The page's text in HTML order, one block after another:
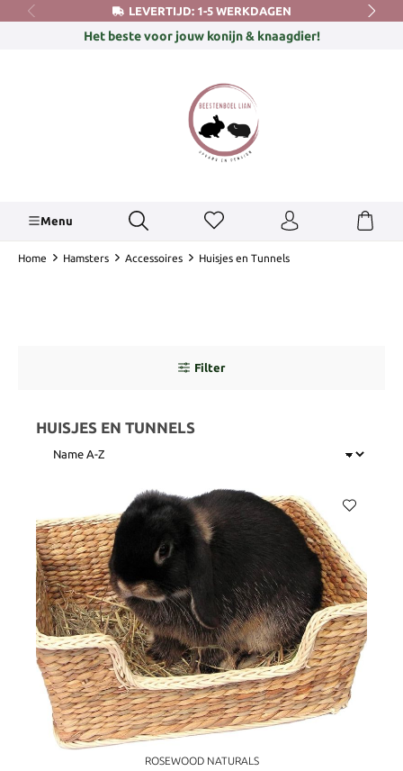
LEVERTIJD: 1-5 WERKDAGEN
Het beste voor jouw konijn & knaagdier!
Menu
Home Hamsters Accessoires Huisjes en Tunnels
Filter
HUISJES EN TUNNELS
ROSEWOOD NATURALS